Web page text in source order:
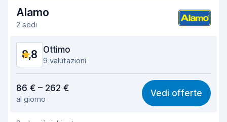
Alamo
2 sedi
8,8 Ottimo
9 valutazioni
8,7
Facile da trovare 9,2
86 € – 262 €
al giorno
Vedi offerte